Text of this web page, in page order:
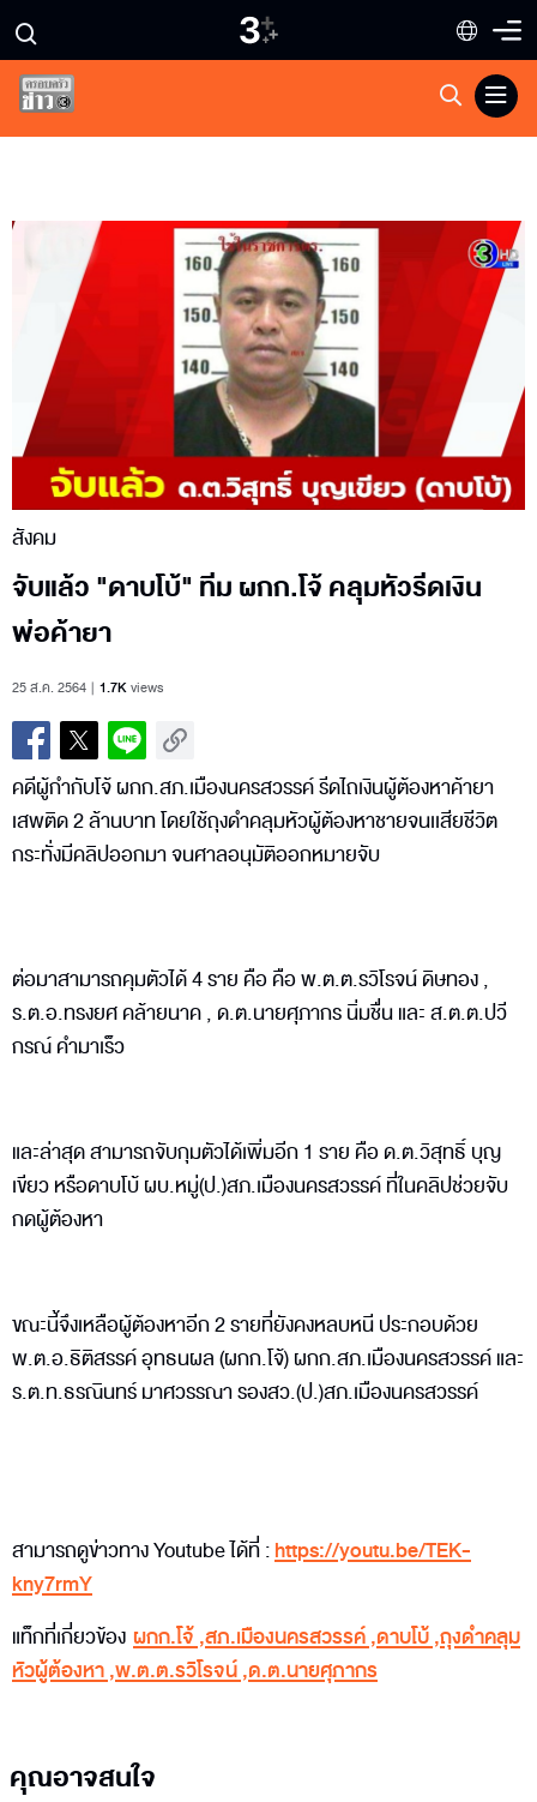
สังคม
จับแล้ว "ดาบโบ้" ทีม ผกก.โจ้ คลุมหัวรีดเงิน
พ่อค้ายา
25 ส.ค. 2564 1.7Kviews
คดีผู้กำกับโจ้ ผกก.สภ.เมืองนครสวรรค์ รีดไถเงินผู้ต้องหาค้ายา
เสพติด 2 ล้านบาท โดยใช้ถุงดำคลุมหัวผู้ต้องหาชายจนเเสียชีวิต
กระทั่งมีคลิปออกมา จนศาลอนุมัติออกหมายจับ
ต่อมาสามารถคุมตัวได้ 4 ราย คือ คือ พ.ต.ต.รวิโรจน์ ดิษทอง ,
ร.ต.อ.ทรงยศ คล้ายนาค , ด.ต.นายศุภากร นิ่มชื่น และ ส.ต.ต.ปวี
กรณ์ คำมาเร็ว
และล่าสุด สามารถจับกุมตัวได้เพิ่มอีก 1 ราย คือ ด.ต.วิสุทธิ์ บุญ
เขียว หรือดาบโบ้ ผบ.หมู่(ป.)สภ.เมืองนครสวรรค์ ที่ในคลิปช่วยจับ
กดผู้ต้องหา
ขณะนี้จึงเหลือผู้ต้องหาอีก 2 รายที่ยังคงหลบหนี ประกอบด้วย
พ.ต.อ.ธิติสรรค์ อุทธนผล (ผกก.โจ้) ผกก.สภ.เมืองนครสวรรค์ และ
ร.ต.ท.ธรณินทร์ มาศวรรณา รองสว.(ป.)สภ.เมืองนครสวรรค์
สามารถดูข่าวทาง Youtube ได้ที่ :https://youtu.be/TEK-
kny7rmY
แท็กที่เกี่ยวข้อง ผกก.โจ้,สภ.เมืองนครสวรรค์,ดาบโบ้,ถุงดำคลุม
หัวผู้ต้องหา,พ.ต.ต.รวิโรจน์,ด.ต.นายศุภากร
คุณอาจสนใจ